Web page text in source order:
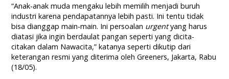
“Anak-anak muda mengaku lebih memilih menjadi buruh
industri karena pendapatannya lebih pasti. Ini tentu tidak
bisa dianggap main-main. Ini persoalan urgentyang harus
diatasi jika ingin berdaulat pangan seperti yang dicita-
citakan dalam Nawacita,” katanya seperti dikutip dari
keterangan resmi yang diterima oleh Greeners, Jakarta, Rabu
(18/05).